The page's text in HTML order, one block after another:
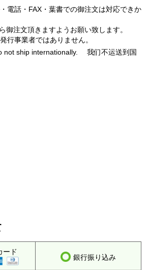
電話・FAX・葉書での御注文は対応できか
御注文頂きますようお願い致します。
行事業者ではありません。
not ship internationally. 我们不运送到国
ード
銀行振り込み